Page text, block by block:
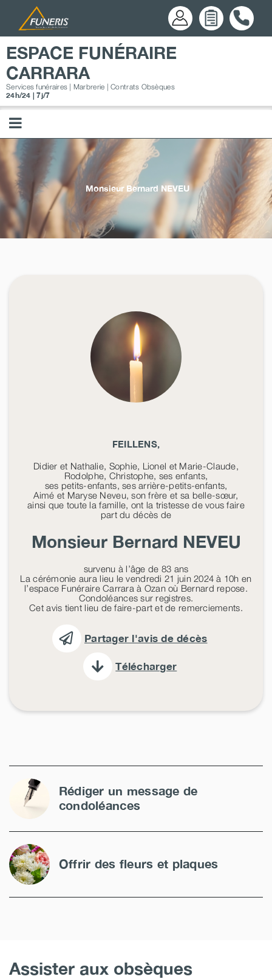
contenu
ESPACE FUNÉRAIRE
CARRARA
Services funéraires | Marbrerie | Contrats Obsèques
24h/24 | 7j/7
Monsieur Bernard NEVEU
FEILLENS,
Didier et Nathalie, Sophie, Lionel et Marie-Claude,
Rodolphe, Christophe, ses enfants,
ses petits-enfants, ses arrière-petits-enfants,
Aimé et Maryse Neveu, son frère et sa belle-sœur,
ainsi que toute la famille, ont la tristesse de vous faire
part du décès de
Monsieur Bernard NEVEU
survenu à l’âge de 83 ans
La cérémonie aura lieu le vendredi 21 juin 2024 à 10h en
l’espace Funéraire Carrara à Ozan où Bernard repose.
Condoléances sur registres.
Cet avis tient lieu de faire-part et de remerciements.
Partager l'avis de décès
Télécharger
Rédiger un message de
condoléances
Offrir des fleurs et plaques
Assister aux obsèques